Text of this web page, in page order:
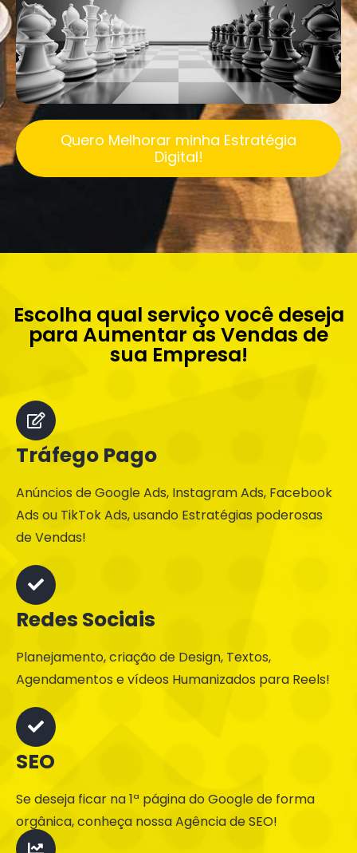
Quero Melhorar minha Estratégia
Digital!
Escolha qual serviço você deseja
para Aumentar as Vendas de
sua Empresa!
Tráfego Pago
Anúncios de Google Ads, Instagram Ads, Facebook
Ads ou TikTok Ads, usando Estratégias poderosas
de Vendas!
Redes Sociais
Planejamento, criação de Design, Textos,
Agendamentos e vídeos Humanizados para Reels!
SEO
Se deseja ficar na 1ª página do Google de forma
orgânica, conheça nossa Agência de SEO!